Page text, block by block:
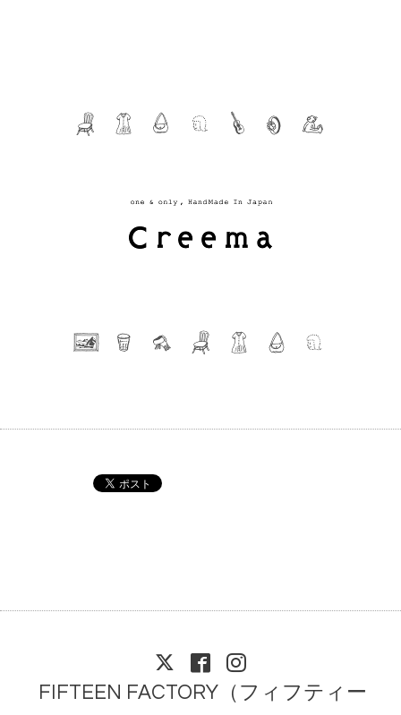
FIFTEEN FACTORY（フィフティー